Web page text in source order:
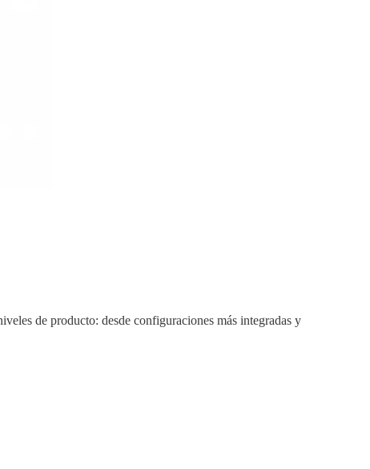
de producto: desde configuraciones más integradas y